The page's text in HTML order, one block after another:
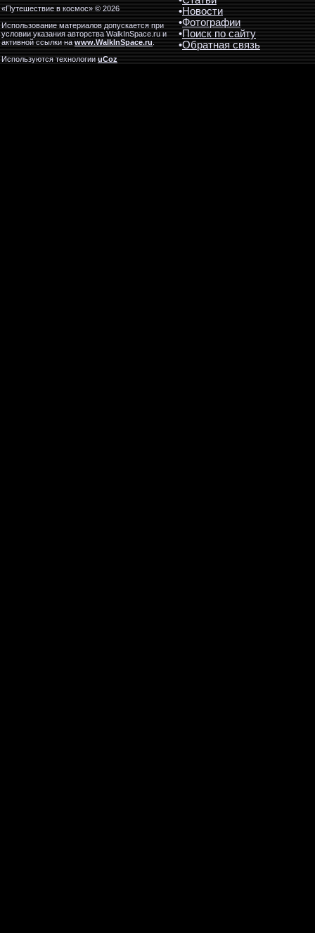
«Путешествие в космос» © 2026
Использование материалов допускается при
условии указания авторства WalkInSpace.ru и
активной ссылки наwww.WalkInSpace.ru.
Используются технологииuCoz
•Новости
•Фотографии
•Поиск по сайту
•Обратная связь